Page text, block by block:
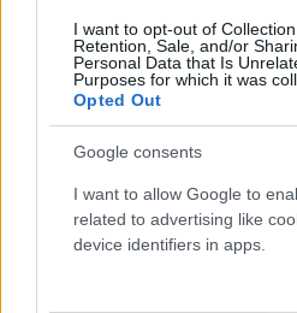
I want to opt-out of
Retention, Sale, and/or
Personal Data that Is
Purposes for which it was
Opted Out
Google consents
I want to allow Google to
related to advertising like
device identifiers in apps.